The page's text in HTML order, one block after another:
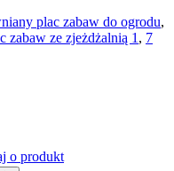
plac zabaw do ogrodu,
zabaw ze zjeżdżalnią 1 , 7
o produkt